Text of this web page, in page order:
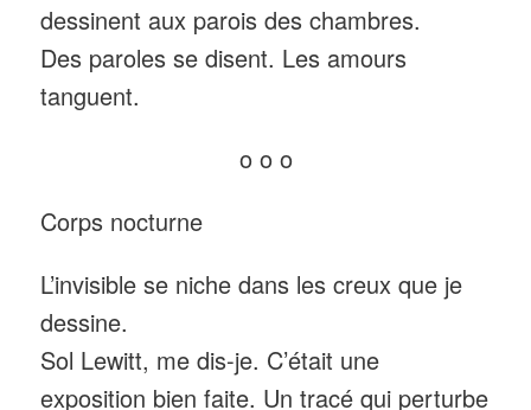
dessinent aux parois des chambres.
Des paroles se disent. Les amours
tanguent.
o o o
Corps nocturne
L’invisible se niche dans les creux que je
dessine.
Sol Lewitt, me dis-je. C’était une
exposition bien faite. Un tracé qui perturbe